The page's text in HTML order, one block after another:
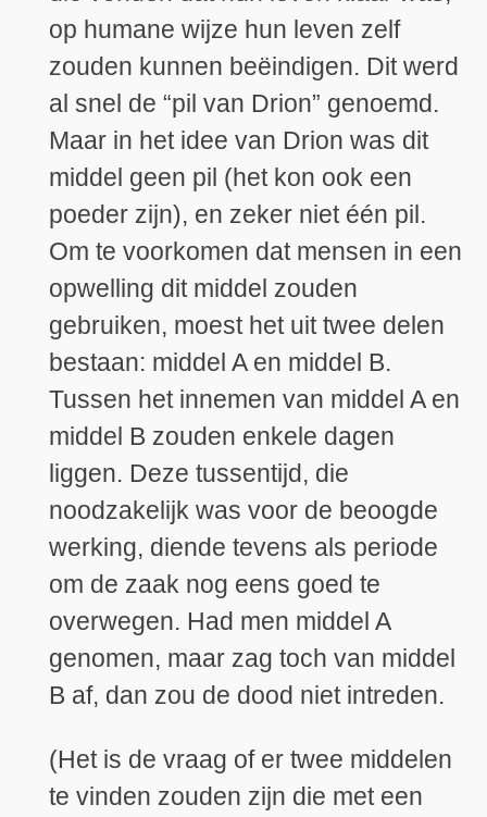
op humane wijze hun leven zelf
zouden kunnen beëindigen. Dit werd
al snel de “pil van Drion” genoemd.
Maar in het idee van Drion was dit
middel geen pil (het kon ook een
poeder zijn), en zeker niet één pil.
Om te voorkomen dat mensen in een
opwelling dit middel zouden
gebruiken, moest het uit twee delen
bestaan: middel A en middel B.
Tussen het innemen van middel A en
middel B zouden enkele dagen
liggen. Deze tussentijd, die
noodzakelijk was voor de beoogde
werking, diende tevens als periode
om de zaak nog eens goed te
overwegen. Had men middel A
genomen, maar zag toch van middel
B af, dan zou de dood niet intreden.
(Het is de vraag of er twee middelen
te vinden zouden zijn die met een